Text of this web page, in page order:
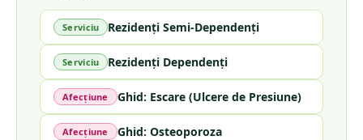
Serviciu Rezidenți Semi-Dependenți
Serviciu Rezidenți Dependenți
Afecțiune Ghid: Escare (Ulcere de Presiune)
Afecțiune Ghid: Osteoporoza